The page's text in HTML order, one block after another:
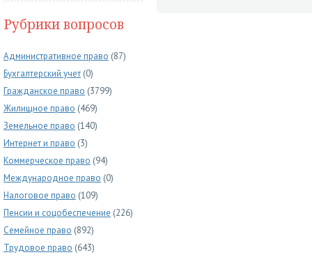
Рубрики вопросов
Административное право (87)
Бухгалтерский учет (0)
Гражданское право (3799)
Жилищное право (469)
Земельное право (140)
Интернет и право (3)
Коммерческое право (94)
Международное право (0)
Налоговое право (109)
Пенсии и соцобеспечение (226)
Семейное право (892)
Трудовое право (643)